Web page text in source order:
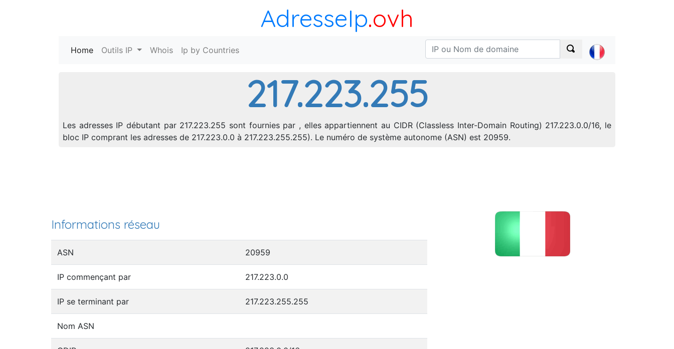
AdresseIp.ovh
Home (current)
Outils IP Whois Ip by Countries
217.223.255
Les adresses IP débutant par 217.223.255 sont fournies par , elles appartiennent au CIDR (Classless Inter-Domain Routing) 217.223.0.0/16, le
bloc IP comprant les adresses de 217.223.0.0 à 217.223.255.255). Le numéro de système autonome (ASN) est 20959.
Informations réseau
ASN 20959
IP commençant par 217.223.0.0
IP se terminant par 217.223.255.255
Nom ASN